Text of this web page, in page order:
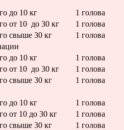
до 10 кг
1 голова
от 10 до 30 кг
1 голова
свыше 30 кг
1 голова
до 10 кг
1 голова
от 10 до 30 кг
1 голова
свыше 30 кг
1 голова
до 10 кг
1 голова
от 10 до 30 кг
1 голова
свыше 30 кг
1 голова